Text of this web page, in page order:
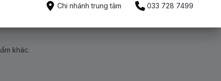
khác.
Chi nhánh trung tâm 033 728 7499